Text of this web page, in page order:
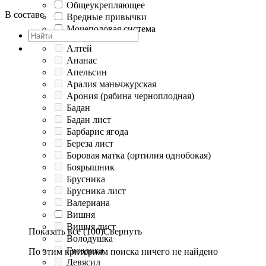
Общеукрепляющее
Вредные привычки
Мочеполовая система
В составе
Алтей
Ананас
Апельсин
Аралия маньчжурская
Арония (рябина черноплодная)
Бадан
Бадан лист
Барбарис ягода
Береза лист
Боровая матка (ортилия однобокая)
Боярышник
Брусника
Брусника лист
Валериана
Вишня
Вишня лист
Володушка
Гвоздика
Девясил
Показать все (100)Свернуть
По этим критериям поиска ничего не найдено